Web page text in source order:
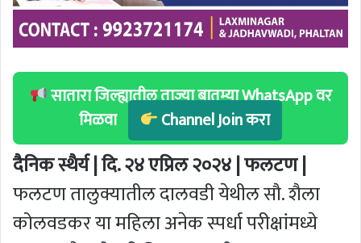
सातारा जिल्ह्यातील ताज्या बातम्या WhatsApp वर
मिळवा
Channel Join करा
दैनिक स्थैर्य | दि. २४ एप्रिल २०२४ | फलटण |
फलटण तालुक्यातील दालवडी येथील सौ. शैला
कोलवडकर या महिला अनेक स्पर्धा परीक्षांमध्ये